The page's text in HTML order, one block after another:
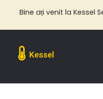
Bine ați venit la Kessel
Kessel